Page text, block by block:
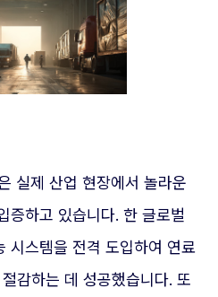
실제 산업 현장에서 놀라운
증하고 있습니다. 한 글로벌
시스템을 전격 도입하여 연료
감하는 데 성공했습니다. 또